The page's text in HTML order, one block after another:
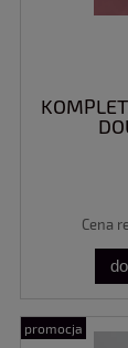
Cena
promocja